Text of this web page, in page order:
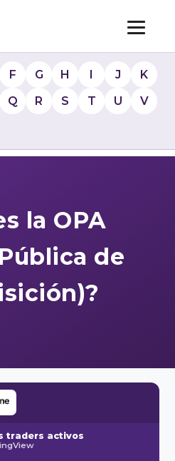
F G H I J
K
Q R S T U
V
la OPA
de
traders activos